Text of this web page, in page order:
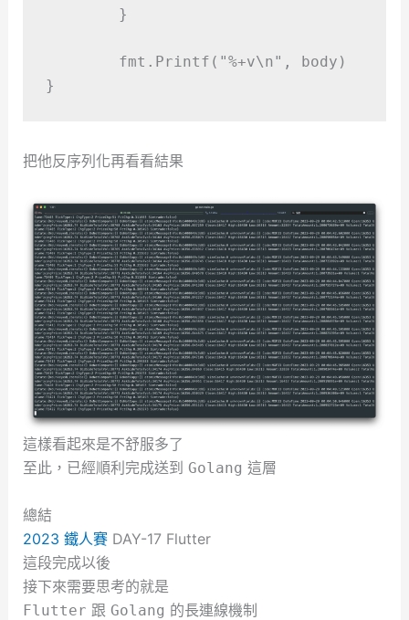
}
	fmt
. Printf ( "%+v\n" , body )
}
把他反序列化再看看結果
這樣看起來是不舒服多了
至此，已經順利完成送到 Golang 這層
總結
2023 鐵人賽DAY-17 Flutter
這段完成以後
接下來需要思考的就是
Flutter 跟 Golang 的長連線機制